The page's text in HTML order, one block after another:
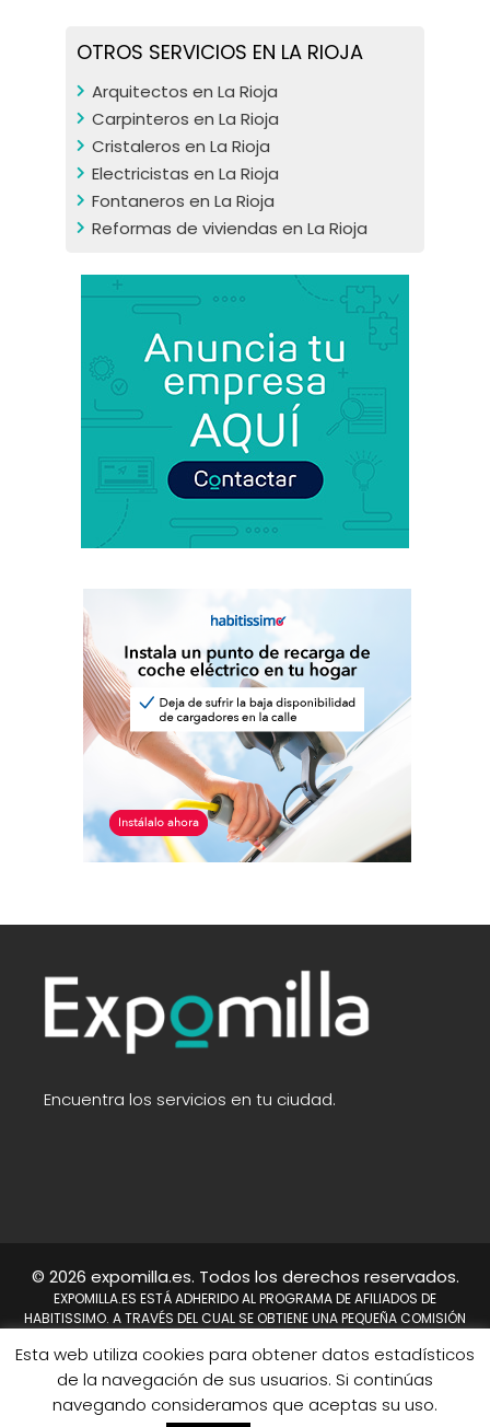
OTROS SERVICIOS EN LA RIOJA
Arquitectos en La Rioja
Carpinteros en La Rioja
Cristaleros en La Rioja
Electricistas en La Rioja
Fontaneros en La Rioja
Reformas de viviendas en La Rioja
Encuentra los servicios en tu ciudad.
© 2026 expomilla.es. Todos los derechos reservados.
EXPOMILLA.ES ESTÁ ADHERIDO AL PROGRAMA DE AFILIADOS DE
HABITISSIMO. A TRAVÉS DEL CUAL SE OBTIENE UNA PEQUEÑA COMISIÓN
EN CAMBIO A NOSOTROS NOS PERMITE CONTINUAR TRABAJANDO DÍA A
DÍA PARA MEJORAR EL SITIO WEB.
HABITISSIMO Y TAMBIÉN EL LOGO DE HABITISSIMO SON MARCAS
REGISTRADAS DE HABITISSIMO.ES O SUS AFILIADOS.
Esta web utiliza cookies para obtener datos estadísticos
de la navegación de sus usuarios. Si continúas
navegando consideramos que aceptas su uso.